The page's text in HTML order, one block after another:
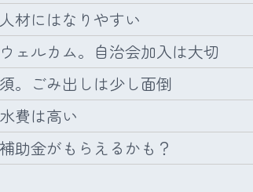
材にはなりやすい
ェルカム。自治会加入は大切
。ごみ出しは少し面倒
費は高い
助金がもらえるかも？